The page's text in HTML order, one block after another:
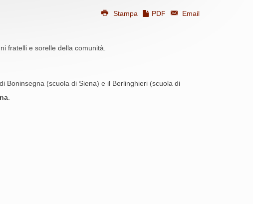
Stampa PDF Email
fratelli e sorelle della comunità.
di Boninsegna (scuola di Siena) e il Berlinghieri (scuola di